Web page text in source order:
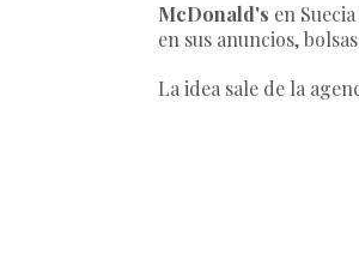
McDonald's en
en sus anuncios,
La idea sale de la